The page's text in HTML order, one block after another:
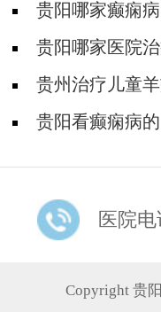
对身体有影响吗?
贵阳哪家癫痫
解吗?贵阳哪家医院
身体有什么危害?
贵州治疗儿童
羊儿疯好?
贵阳看癫痫病
医院电
Copyright 贵